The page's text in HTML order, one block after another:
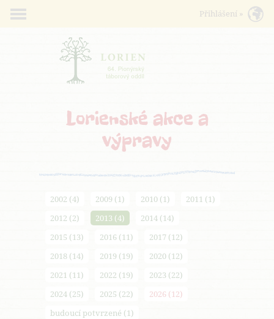
Lorienské akce a
výpravy
2002 (4) 2009 (1) 2010 (1)
2011 (1)
2012 (2)
2013 (4)
2014 (14)
2015 (13)
2016 (11)
2017 (12)
2018 (14)
2019 (19)
2020 (12)
2021 (11)
2022 (19)
2023 (22)
2024 (25)
2025 (22)
2026 (12)
budoucí potvrzené (1)